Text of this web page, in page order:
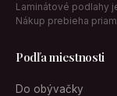
Laminátové podlahy
Nákup prebieha
Podľa miestnosti
Do obývačky